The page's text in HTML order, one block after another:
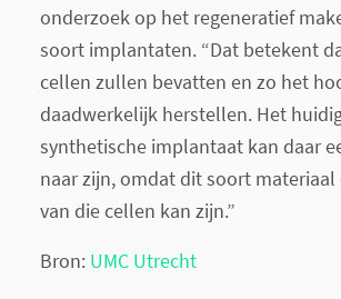
onderzoek op het regeneratief
soort implantaten. “Dat betekent
cellen zullen bevatten en zo het
daadwerkelijk herstellen. Het
synthetische implantaat kan daar
naar zijn, omdat dit soort materiaal
van die cellen kan zijn.”
Bron: UMC Utrecht